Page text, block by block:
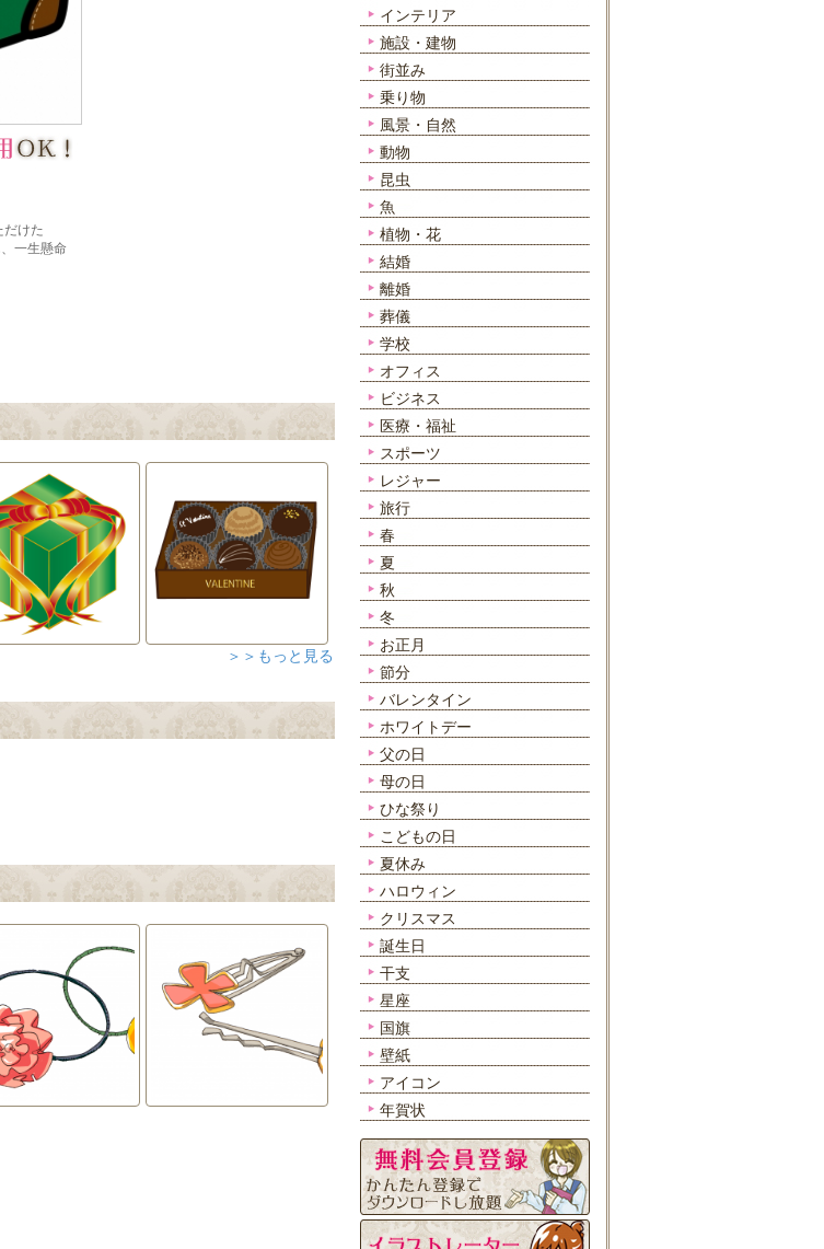
＞＞もっと見る
インテリア
施設・建物
街並み
乗り物
風景・自然
動物
昆虫
魚
植物・花
結婚
離婚
葬儀
学校
オフィス
ビジネス
医療・福祉
スポーツ
レジャー
旅行
春
夏
秋
冬
お正月
節分
バレンタイン
ホワイトデー
父の日
母の日
ひな祭り
こどもの日
夏休み
ハロウィン
クリスマス
誕生日
干支
星座
国旗
壁紙
アイコン
年賀状